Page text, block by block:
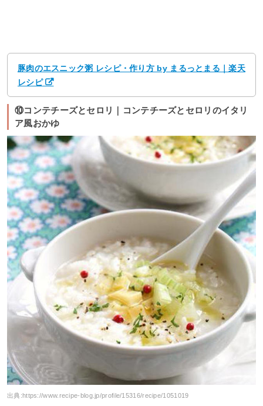
豚肉のエスニック粥 レシピ・作り方 by まるっとまる｜楽天
レシピ
⑩コンテチーズとセロリ｜コンテチーズとセロリのイタリ
ア風おかゆ
出典: https://www.recipe-blog.jp/profile/15316/recipe/1051019